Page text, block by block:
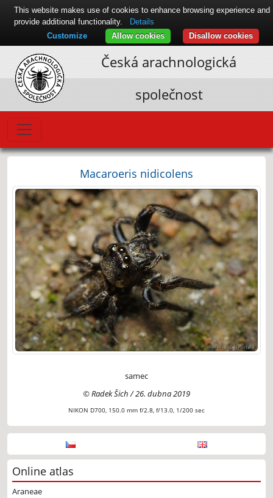
Česká arachnologická
společnost
Macaroeris nidicolens
samec
© Radek Šich / 26. dubna 2019
NIKON D700, 150.0 mm f/2.8, f/13.0, 1/200 sec
Online atlas
Araneae
This website makes use of cookies to enhance browsing experience and
provide additional functionality.
Details
Disallow cookies
Allow cookies
Customize